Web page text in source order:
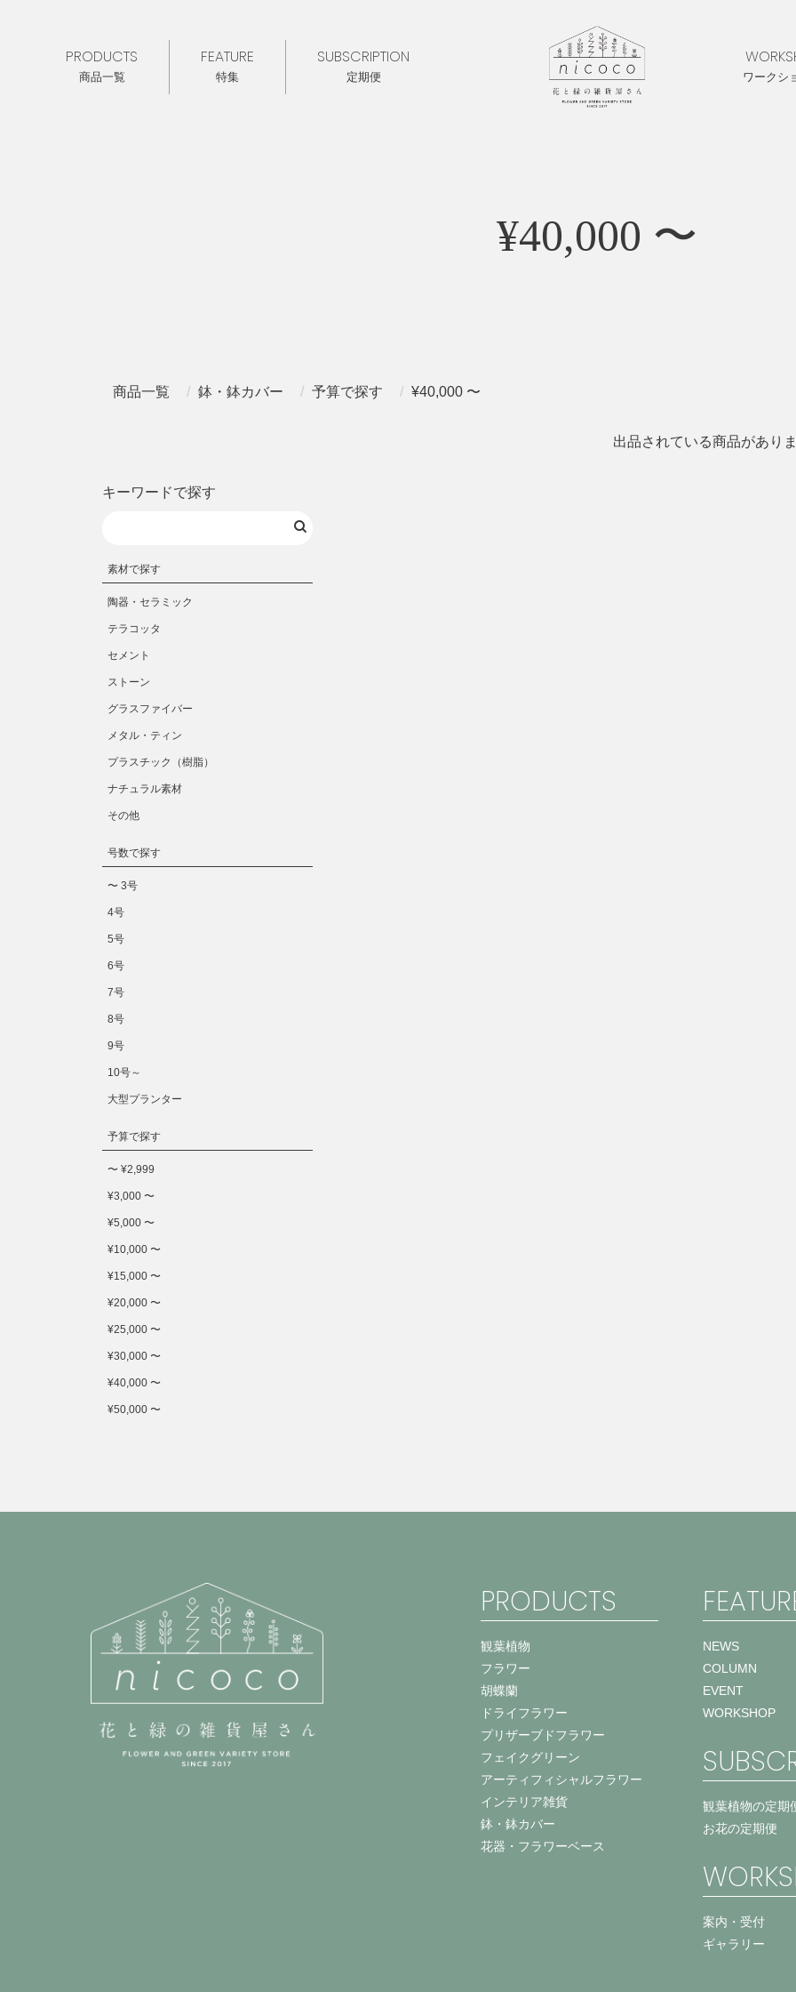
PRODUCTS
商品一覧
FEATURE
特集
SUBSCRIPTION
定期便 ワークシ
¥40,000 〜
商品一覧 鉢・鉢カバー 予算で探す ¥40,000 〜
出品されている商品があり
キーワードで探す
素材で探す
陶器・セラミック
テラコッタ
セメント
ストーン
グラスファイバー
メタル・ティン
プラスチック（樹脂）
ナチュラル素材
その他
号数で探す
〜 3号
4号
5号
6号
7号
8号
9号
10号～
大型プランター
予算で探す
〜 ¥2,999
¥3,000 〜
¥5,000 〜
¥10,000 〜
¥15,000 〜
¥20,000 〜
¥25,000 〜
¥30,000 〜
¥40,000 〜
¥50,000 〜
PRODUCTS
観葉植物
フラワー
胡蝶蘭
ドライフラワー
プリザーブドフラワー
フェイクグリーン
アーティフィシャルフラワー
インテリア雑貨
鉢・鉢カバー
花器・フラワーベース
NEWS
COLUMN
EVENT
WORKSHOP
観葉植物の定期
お花の定期便
案内・受付
ギャラリー